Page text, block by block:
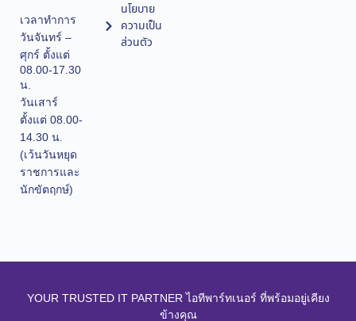
เวลาทำการ
วันจันทร์ –
ศุกร์ ตั้งแต่
08.00-17.30
น.
วันเสาร์
ตั้งแต่ 08.00-
14.30 น.
(เว้นวันหยุด
ราชการและ
นักขัตฤกษ์)
นโยบาย
ความเป็น
ส่วนตัว
YOUR TRUSTED IT PARTNER ไอทีพาร์ทเนอร์ ที่พร้อมอยู่เคียง
ข้างคุณ